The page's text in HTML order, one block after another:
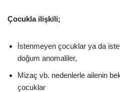
Çocukla ilişkili;
İstenmeyen çocuklar ya da
doğum anomaliler,
Mizaç vb. nedenlerle ailenin
çocuklar